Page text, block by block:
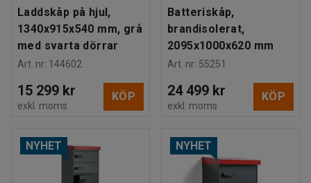
Laddskåp på hjul,
1340x915x540 mm, grå
med svarta dörrar
Art. nr: 144602
15 299 kr
exkl. moms
KÖP
Batteriskåp,
brandisolerat,
2095x1000x620 mm
Art. nr: 55251
24 499 kr
exkl. moms
KÖP
NYHET NYHET